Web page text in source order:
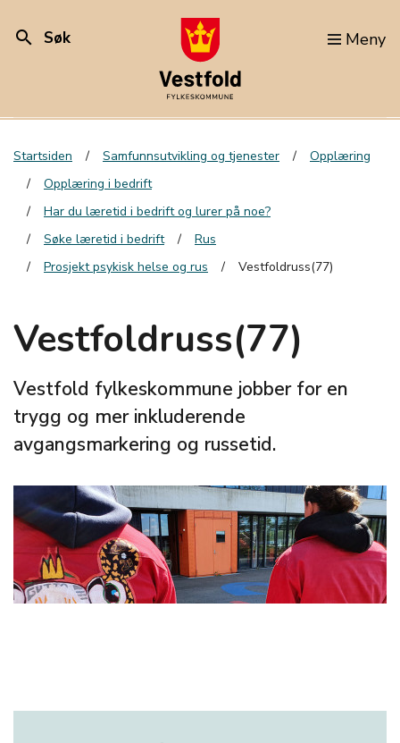
search Søk Meny
Startsiden Samfunnsutvikling og tjenester
Opplæring
Opplæring i bedrift
Har du læretid i bedrift og lurer på noe?
Søke læretid i bedrift
Rus
Prosjekt psykisk helse og rus
Vestfoldruss(77)
Vestfoldruss(77)
Vestfold fylkeskommune jobber for en
trygg og mer inkluderende
avgangsmarkering og russetid.